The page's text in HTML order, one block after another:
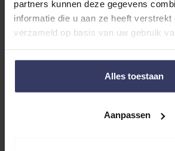
partners kunnen deze gegevens
informatie die u aan ze heeft verstrekt
verzameld op basis van uw gebruik
Alles toestaan
Aanpassen
ONZE DEUREN
WAGENWIJD